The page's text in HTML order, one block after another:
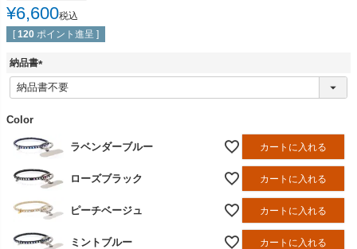
¥6,600税込
[ 120 ポイント進呈 ]
納品書
(
必
Color
ラベンダーブルー カートに入れる
ローズブラック カートに入れる
ピーチベージュ カートに入れる
ミントブルー カートに入れる